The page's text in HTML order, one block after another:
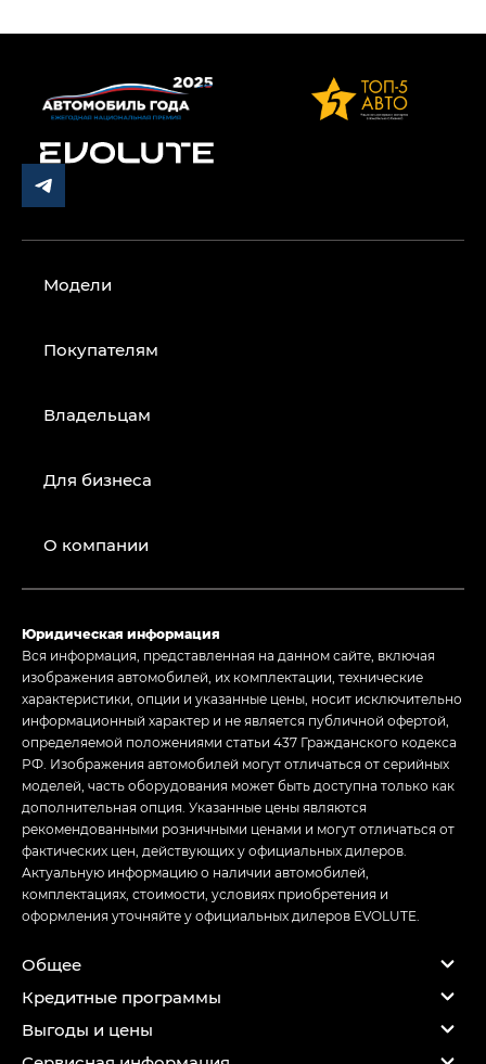
Модели
Покупателям
Владельцам
Для бизнеса
О компании
Юридическая информация
Вся информация, представленная на данном сайте, включая
изображения автомобилей, их комплектации, технические
характеристики, опции и указанные цены, носит исключительно
информационный характер и не является публичной офертой,
определяемой положениями статьи 437 Гражданского кодекса
РФ. Изображения автомобилей могут отличаться от серийных
моделей, часть оборудования может быть доступна только как
дополнительная опция. Указанные цены являются
рекомендованными розничными ценами и могут отличаться от
фактических цен, действующих у официальных дилеров.
Актуальную информацию о наличии автомобилей,
комплектациях, стоимости, условиях приобретения и
оформления уточняйте у официальных дилеров EVOLUTE.
Общее
Кредитные программы
Выгоды и цены